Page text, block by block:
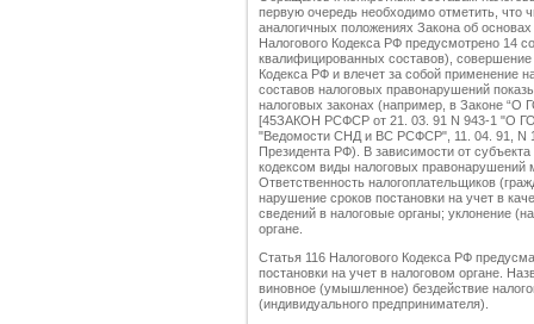
первую очередь необходимо отметить, что
аналогичных положениях Закона об
Налогового Кодекса РФ предусмотрено 14
квалифицированных составов),
Кодекса РФ и влечет за собой применение
составов налоговых правонарушений
налоговых законах (например, в
[45ЗАКОН РСФСР от 21. 03. 91 N 943-1
"Ведомости СНД и ВС РСФСР", 11. 04. 91, N
Президента РФ). В зависимости от
кодексом виды налоговых правонарушений
Ответственность налогоплательщиков
нарушение сроков постановки на учет в
сведений в налоговые органы; уклонение
органе.
Статья 116 Налогового Кодекса РФ
постановки на учет в налоговом органе.
виновное (умышленное) бездействие
(индивидуального предпринимателя).